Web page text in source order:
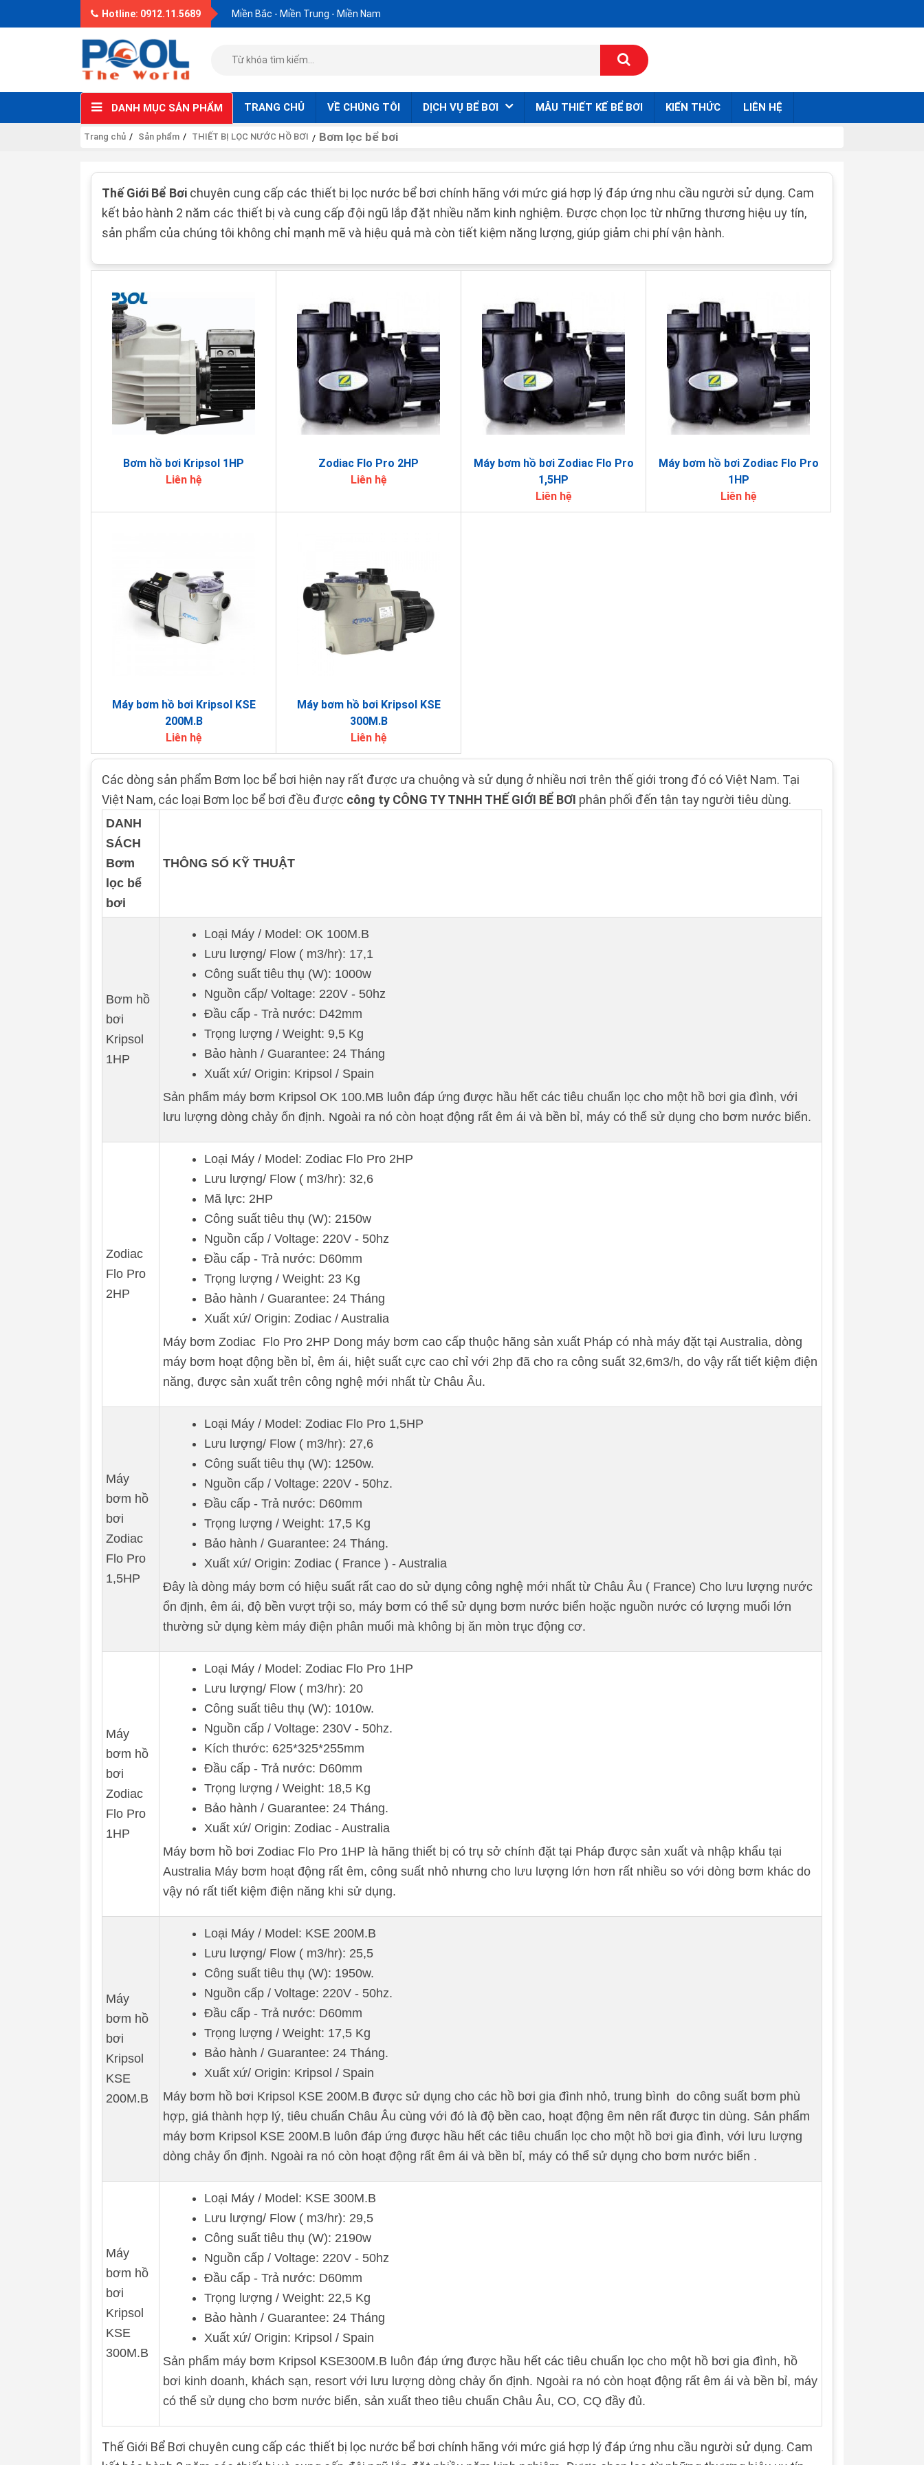
Hotline: 0912.11.5689 Miền Bắc - Miền Trung - Miền Nam
DANH MỤC SẢN PHẨM TRANG CHỦ VỀ CHÚNG TÔI DỊCH VỤ BỂ BƠI MẪU THIẾT KẾ BỂ BƠI KIẾN THỨC LIÊN HỆ
Trang chủ Sản phẩm THIẾT BỊ LỌC NƯỚC HỒ BƠI Bơm lọc bể bơi
Thế Giới Bể Bơi chuyên cung cấp các thiết bị lọc nước bể bơi chính hãng với mức giá hợp lý đáp ứng nhu cầu người sử dụng. Cam
kết bảo hành 2 năm các thiết bị và cung cấp đội ngũ lắp đặt nhiều năm kinh nghiệm. Được chọn lọc từ những thương hiệu uy tín,
sản phẩm của chúng tôi không chỉ mạnh mẽ và hiệu quả mà còn tiết kiệm năng lượng, giúp giảm chi phí vận hành.
Bơm hồ bơi Kripsol 1HP
Liên hệ
Zodiac Flo Pro 2HP
Liên hệ
Máy bơm hồ bơi Zodiac Flo Pro
1,5HP
Liên hệ
Máy bơm hồ bơi Zodiac Flo Pro
1HP
Liên hệ
Máy bơm hồ bơi Kripsol KSE
200M.B
Liên hệ
Máy bơm hồ bơi Kripsol KSE
300M.B
Liên hệ
Các dòng sản phẩm Bơm lọc bể bơi hiện nay rất được ưa chuộng và sử dụng ở nhiều nơi trên thế giới trong đó có Việt Nam. Tại
Việt Nam, các loại Bơm lọc bể bơi đều được công ty CÔNG TY TNHH THẾ GIỚI BỂ BƠI phân phối đến tận tay người tiêu dùng.
DANH
SÁCH
Bơm
lọc bể
bơi
THÔNG SỐ KỸ THUẬT
Bơm hồ
bơi
Kripsol
1HP
Loại Máy / Model: OK 100M.B
Lưu lượng/ Flow ( m3/hr): 17,1
Công suất tiêu thụ (W): 1000w
Nguồn cấp/ Voltage: 220V - 50hz
Đầu cấp - Trả nước: D42mm
Trọng lượng / Weight: 9,5 Kg
Bảo hành / Guarantee: 24 Tháng
Xuất xứ/ Origin: Kripsol / Spain
Sản phẩm máy bơm Kripsol OK 100.MB luôn đáp ứng được hầu hết các tiêu chuẩn lọc cho một hồ bơi gia đình, với
lưu lượng dòng chảy ổn định. Ngoài ra nó còn hoạt động rất êm ái và bền bỉ, máy có thể sử dụng cho bơm nước biển.
Zodiac
Flo Pro
2HP
Loại Máy / Model: Zodiac Flo Pro 2HP
Lưu lượng/ Flow ( m3/hr): 32,6
Mã lực: 2HP
Công suất tiêu thụ (W): 2150w
Nguồn cấp / Voltage: 220V - 50hz
Đầu cấp - Trả nước: D60mm
Trọng lượng / Weight: 23 Kg
Bảo hành / Guarantee: 24 Tháng
Xuất xứ/ Origin: Zodiac / Australia
Máy bơm Zodiac Flo Pro 2HP Dong máy bơm cao cấp thuộc hãng sản xuất Pháp có nhà máy đặt tại Australia, dòng
máy bơm hoạt động bền bỉ, êm ái, hiệt suất cực cao chỉ với 2hp đã cho ra công suất 32,6m3/h, do vậy rất tiết kiệm điện
năng, được sản xuất trên công nghệ mới nhất từ Châu Âu.
Máy
bơm hồ
bơi
Zodiac
Flo Pro
1,5HP
Loại Máy / Model: Zodiac Flo Pro 1,5HP
Lưu lượng/ Flow ( m3/hr): 27,6
Công suất tiêu thụ (W): 1250w.
Nguồn cấp / Voltage: 220V - 50hz.
Đầu cấp - Trả nước: D60mm
Trọng lượng / Weight: 17,5 Kg
Bảo hành / Guarantee: 24 Tháng.
Xuất xứ/ Origin: Zodiac ( France ) - Australia
Đây là dòng máy bơm có hiệu suất rất cao do sử dụng công nghệ mới nhất từ Châu Âu ( France) Cho lưu lượng nước
ổn định, êm ái, độ bền vượt trội so, máy bơm có thể sử dụng bơm nước biển hoặc nguồn nước có lượng muối lớn
thường sử dụng kèm máy điện phân muối mà không bị ăn mòn trục động cơ.
Máy
bơm hồ
bơi
Zodiac
Flo Pro
1HP
Loại Máy / Model: Zodiac Flo Pro 1HP
Lưu lượng/ Flow ( m3/hr): 20
Công suất tiêu thụ (W): 1010w.
Nguồn cấp / Voltage: 230V - 50hz.
Kích thước: 625*325*255mm
Đầu cấp - Trả nước: D60mm
Trọng lượng / Weight: 18,5 Kg
Bảo hành / Guarantee: 24 Tháng.
Xuất xứ/ Origin: Zodiac - Australia
Máy bơm hồ bơi Zodiac Flo Pro 1HP là hãng thiết bị có trụ sở chính đặt tại Pháp được sản xuất và nhập khẩu tại
Australia Máy bơm hoạt động rất êm, công suất nhỏ nhưng cho lưu lượng lớn hơn rất nhiều so với dòng bơm khác do
vậy nó rất tiết kiệm điện năng khi sử dụng.
Máy
bơm hồ
bơi
Kripsol
KSE
200M.B
Loại Máy / Model: KSE 200M.B
Lưu lượng/ Flow ( m3/hr): 25,5
Công suất tiêu thụ (W): 1950w.
Nguồn cấp / Voltage: 220V - 50hz.
Đầu cấp - Trả nước: D60mm
Trọng lượng / Weight: 17,5 Kg
Bảo hành / Guarantee: 24 Tháng.
Xuất xứ/ Origin: Kripsol / Spain
Máy bơm hồ bơi Kripsol KSE 200M.B được sử dụng cho các hồ bơi gia đình nhỏ, trung bình do công suất bơm phù
hợp, giá thành hợp lý, tiêu chuẩn Châu Âu cùng với đó là độ bền cao, hoạt động êm nên rất được tin dùng. Sản phẩm
máy bơm Kripsol KSE 200M.B luôn đáp ứng được hầu hết các tiêu chuẩn lọc cho một hồ bơi gia đình, với lưu lượng
dòng chảy ổn định. Ngoài ra nó còn hoạt động rất êm ái và bền bỉ, máy có thể sử dụng cho bơm nước biển .
Máy
bơm hồ
bơi
Kripsol
KSE
300M.B
Loại Máy / Model: KSE 300M.B
Lưu lượng/ Flow ( m3/hr): 29,5
Công suất tiêu thụ (W): 2190w
Nguồn cấp / Voltage: 220V - 50hz
Đầu cấp - Trả nước: D60mm
Trọng lượng / Weight: 22,5 Kg
Bảo hành / Guarantee: 24 Tháng
Xuất xứ/ Origin: Kripsol / Spain
Sản phẩm máy bơm Kripsol KSE300M.B luôn đáp ứng được hầu hết các tiêu chuẩn lọc cho một hồ bơi gia đình, hồ
bơi kinh doanh, khách sạn, resort với lưu lượng dòng chảy ổn định. Ngoài ra nó còn hoạt động rất êm ái và bền bỉ, máy
có thể sử dụng cho bơm nước biển, sản xuất theo tiêu chuẩn Châu Âu, CO, CQ đầy đủ.
Thế Giới Bể Bơi chuyên cung cấp các thiết bị lọc nước bể bơi chính hãng với mức giá hợp lý đáp ứng nhu cầu người sử dụng. Cam